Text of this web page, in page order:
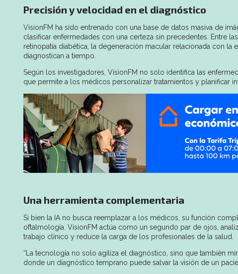
Precisión y velocidad en el diagnóstico
VisionFM ha sido entrenado con una base de datos masiva de
clasificar enfermedades con una certeza sin precedentes. Entre
retinopatía diabética, la degeneración macular relacionada con
diagnostican a tiempo.
Según los investigadores, VisionFM no solo identifica las
que permite a los médicos personalizar tratamientos y planificar
Una herramienta complementaria
Si bien la IA no busca reemplazar a los médicos, su función
oftalmología. VisionFM actúa como un segundo par de ojos,
trabajo clínico y reduce la carga de los profesionales de la salud.
“La tecnología no solo agiliza el diagnóstico, sino que también
donde un diagnóstico temprano puede salvar la visión de un